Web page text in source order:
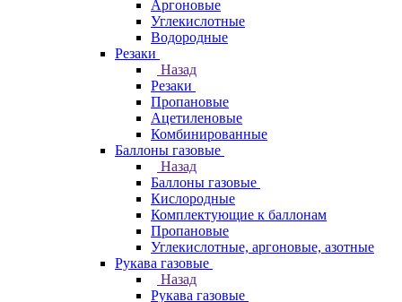
Аргоновые
Углекислотные
Водородные
Резаки
Назад
Резаки
Пропановые
Ацетиленовые
Комбинированные
Баллоны газовые
Назад
Баллоны газовые
Кислородные
Комплектующие к баллонам
Пропановые
Углекислотные, аргоновые, азотные
Рукава газовые
Назад
Рукава газовые